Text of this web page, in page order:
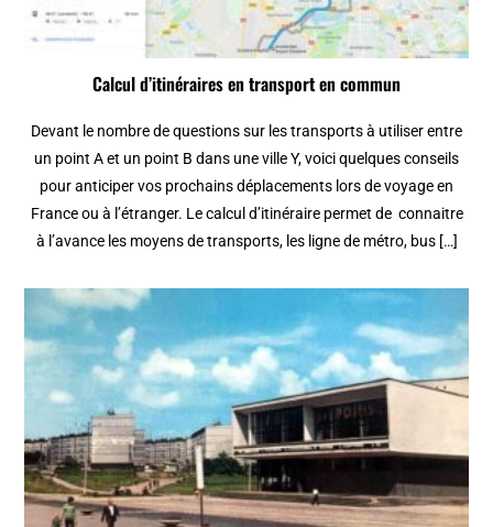
Calcul d’itinéraires en transport en commun
Devant le nombre de questions sur les transports à utiliser entre
un point A et un point B dans une ville Y, voici quelques conseils
pour anticiper vos prochains déplacements lors de voyage en
France ou à l’étranger. Le calcul d’itinéraire permet de connaitre
à l’avance les moyens de transports, les ligne de métro, bus […]